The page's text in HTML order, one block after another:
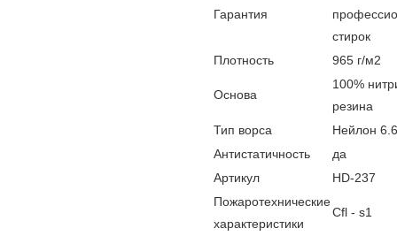
Гарантия
стирок
Плотность
965 г/м2
Основа
100%
резина
Тип ворса
Нейлон 6.6
Антистатичность
да
Артикул
HD-237
Пожаротехнические
характеристики
Cfl - s1